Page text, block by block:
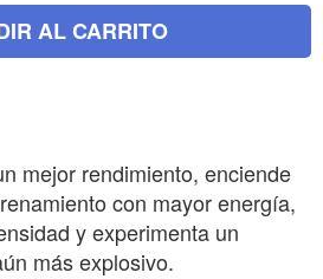
AL CARRITO
mejor rendimiento, enciende
con mayor energía,
y experimenta un
más explosivo.